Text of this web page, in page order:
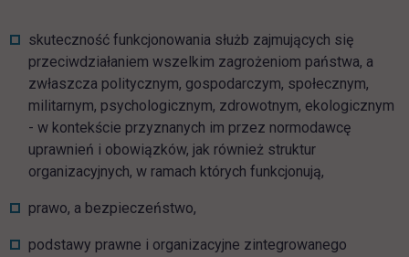
skuteczność funkcjonowania służb zajmujących się
przeciwdziałaniem wszelkim zagrożeniom państwa, a
zwłaszcza politycznym, gospodarczym, społecznym,
militarnym, psychologicznym, zdrowotnym, ekologicznym
- w kontekście przyznanych im przez normodawcę
uprawnień i obowiązków, jak również struktur
organizacyjnych, w ramach których funkcjonują,
prawo, a bezpieczeństwo,
podstawy prawne i organizacyjne zintegrowanego